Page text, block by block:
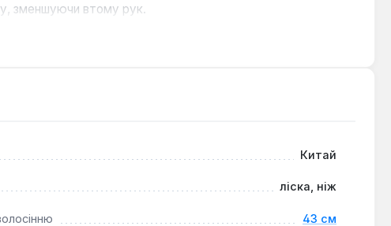
зменшуючи втому рук.
зонами. Вона підходить для скошування трави та
скошування 25.5 см). Ця модель призначена для
Китай
ліска, ніж
43 см